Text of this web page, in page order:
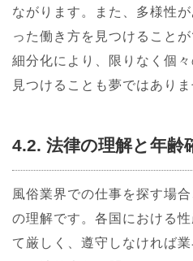
ながります。また、多様性
った働き方を見つけること
細分化により、限りなく個
見つけることも夢ではありま
4.2. 法律の理解と年齢
風俗業界での仕事を探す場
の理解です。各国における
て厳しく、遵守しなければ